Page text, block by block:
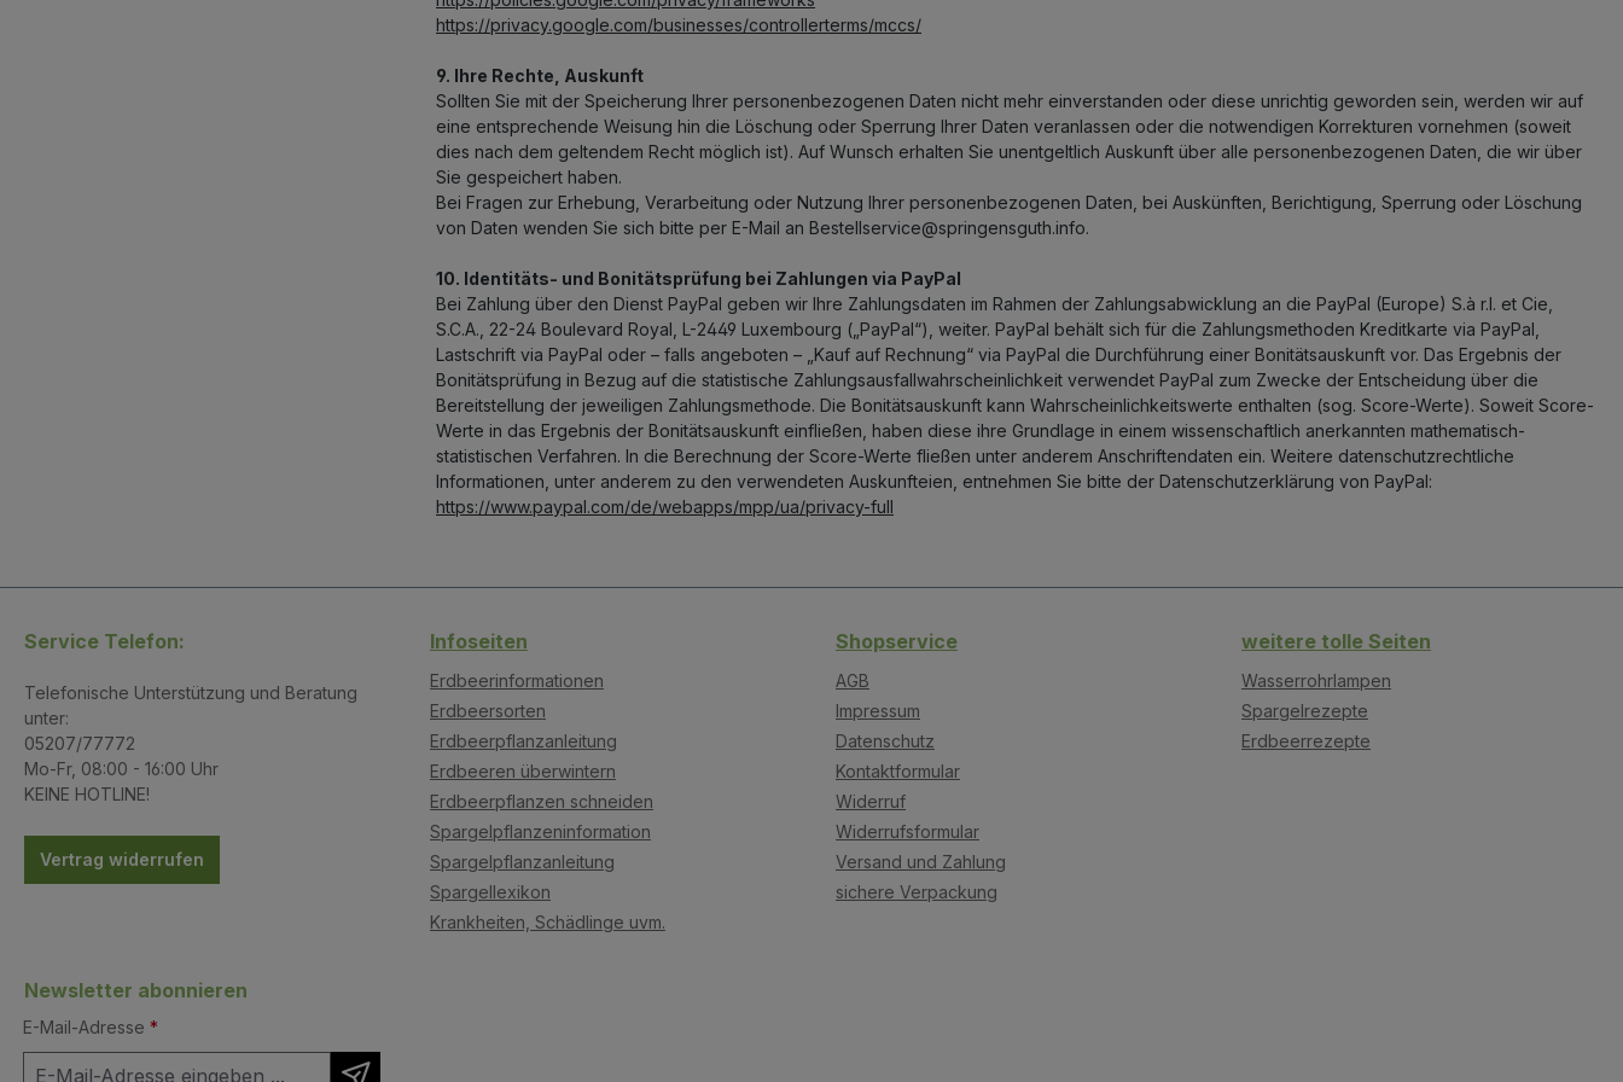
https://privacy.google.com/businesses/controllerterms/mccs/
9. Ihre Rechte, Auskunft
Sollten Sie mit der Speicherung Ihrer personenbezogenen Daten nicht mehr einverstanden oder diese unrichtig geworden sein, werden wir auf
eine entsprechende Weisung hin die Löschung oder Sperrung Ihrer Daten veranlassen oder die notwendigen Korrekturen vornehmen (soweit
dies nach dem geltendem Recht möglich ist). Auf Wunsch erhalten Sie unentgeltlich Auskunft über alle personenbezogenen Daten, die wir über
Sie gespeichert haben.
Bei Fragen zur Erhebung, Verarbeitung oder Nutzung Ihrer personenbezogenen Daten, bei Auskünften, Berichtigung, Sperrung oder Löschung
von Daten wenden Sie sich bitte per E-Mail an Bestellservice@springensguth.info.
10. Identitäts- und Bonitätsprüfung bei Zahlungen via PayPal
Bei Zahlung über den Dienst PayPal geben wir Ihre Zahlungsdaten im Rahmen der Zahlungsabwicklung an die PayPal (Europe) S.à r.l. et Cie,
S.C.A., 22-24 Boulevard Royal, L-2449 Luxembourg („PayPal“), weiter. PayPal behält sich für die Zahlungsmethoden Kreditkarte via PayPal,
Lastschrift via PayPal oder – falls angeboten – „Kauf auf Rechnung“ via PayPal die Durchführung einer Bonitätsauskunft vor. Das Ergebnis der
Bonitätsprüfung in Bezug auf die statistische Zahlungsausfallwahrscheinlichkeit verwendet PayPal zum Zwecke der Entscheidung über die
Bereitstellung der jeweiligen Zahlungsmethode. Die Bonitätsauskunft kann Wahrscheinlichkeitswerte enthalten (sog. Score-Werte). Soweit Score-
Werte in das Ergebnis der Bonitätsauskunft einfließen, haben diese ihre Grundlage in einem wissenschaftlich anerkannten mathematisch-
statistischen Verfahren. In die Berechnung der Score-Werte fließen unter anderem Anschriftendaten ein. Weitere datenschutzrechtliche
Informationen, unter anderem zu den verwendeten Auskunfteien, entnehmen Sie bitte der Datenschutzerklärung von PayPal:
https://www.paypal.com/de/webapps/mpp/ua/privacy-full
Service Telefon:
Telefonische Unterstützung und Beratung
unter:
05207/77772
Mo-Fr, 08:00 - 16:00 Uhr
KEINE HOTLINE!
Vertrag widerrufen
Infoseiten
Erdbeerinformationen
Erdbeersorten
Erdbeerpflanzanleitung
Erdbeeren überwintern
Erdbeerpflanzen schneiden
Spargelpflanzeninformation
Spargelpflanzanleitung
Spargellexikon
Krankheiten, Schädlinge uvm.
Shopservice
AGB
Impressum
Datenschutz
Kontaktformular
Widerruf
Widerrufsformular
Versand und Zahlung
sichere Verpackung
weitere tolle Seiten
Wasserrohrlampen
Spargelrezepte
Erdbeerrezepte
Newsletter abonnieren
E-Mail-Adresse *